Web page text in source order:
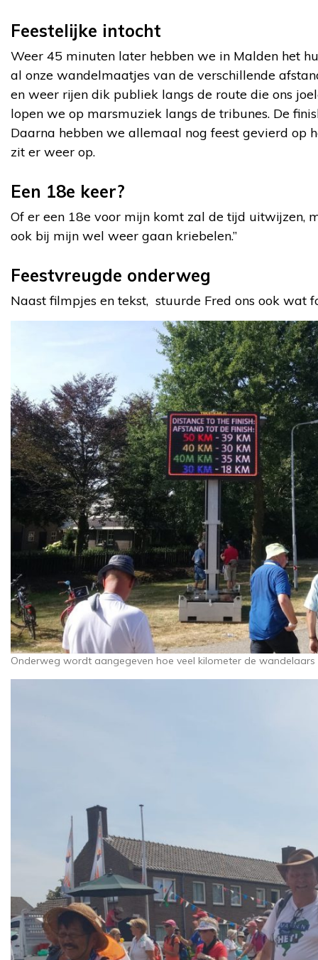
Feestelijke intocht
Weer 45 minuten later hebben we in Malden het
al onze wandelmaatjes van de verschillende
en weer rijen dik publiek langs de route die ons
lopen we op marsmuziek langs de tribunes. De
Daarna hebben we allemaal nog feest gevierd op
zit er weer op.
Een 18e keer?
Of er een 18e voor mijn komt zal de tijd uitwijzen,
ook bij mijn wel weer gaan kriebelen.”
Feestvreugde onderweg
Naast filmpjes en tekst, stuurde Fred ons ook wat
Onderweg wordt aangegeven hoe veel kilometer de